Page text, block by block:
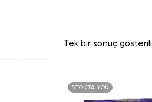
Tek bir sonuç
STOKTA YOK